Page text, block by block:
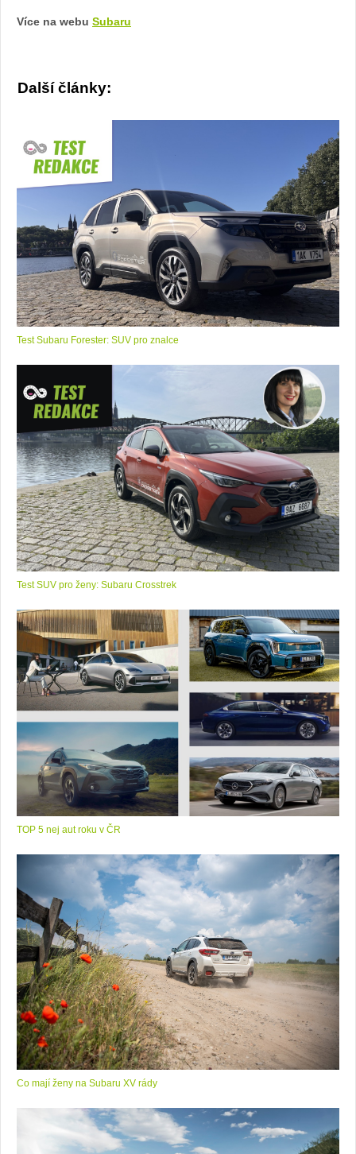
Více na webu Subaru
Další články:
Test Subaru Forester: SUV pro znalce
Test SUV pro ženy: Subaru Crosstrek
TOP 5 nej aut roku v ČR
Co mají ženy na Subaru XV rády